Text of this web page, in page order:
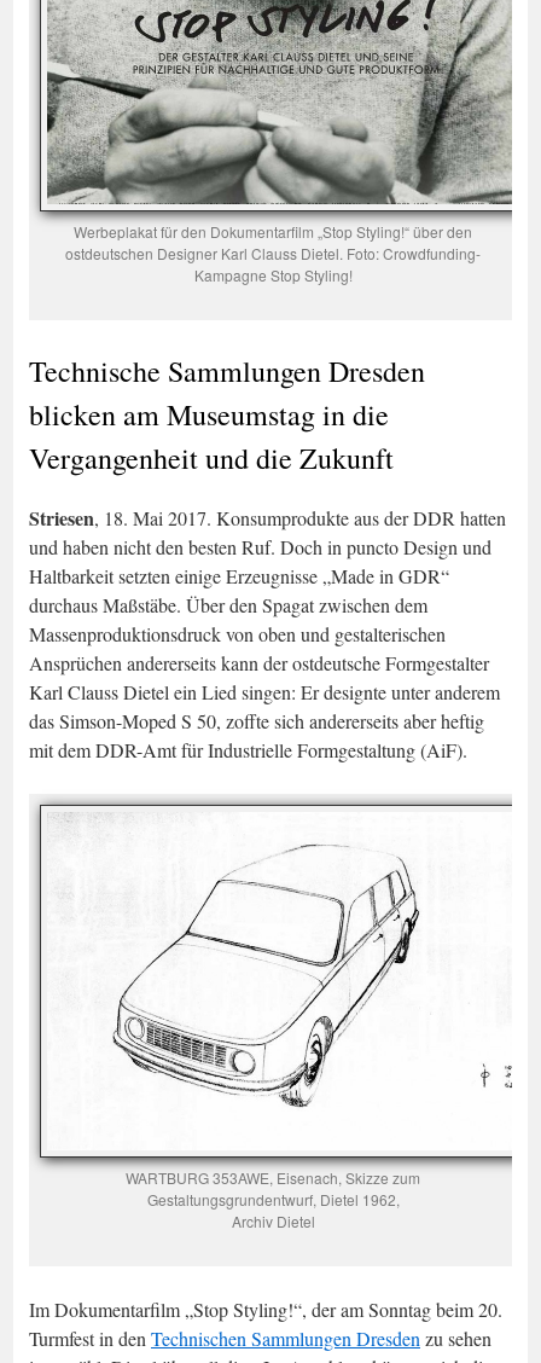
Werbeplakat für den Dokumentarfilm „Stop Styling!“ über den
ostdeutschen Designer Karl Clauss Dietel. Foto: Crowdfunding-
Kampagne Stop Styling!
Technische Sammlungen Dresden
blicken am Museumstag in die
Vergangenheit und die Zukunft
Striesen, 18. Mai 2017. Konsumprodukte aus der DDR hatten
und haben nicht den besten Ruf. Doch in puncto Design und
Haltbarkeit setzten einige Erzeugnisse „Made in GDR“
durchaus Maßstäbe. Über den Spagat zwischen dem
Massenproduktionsdruck von oben und gestalterischen
Ansprüchen andererseits kann der ostdeutsche Formgestalter
Karl Clauss Dietel ein Lied singen: Er designte unter anderem
das Simson-Moped S 50, zoffte sich andererseits aber heftig
mit dem DDR-Amt für Industrielle Formgestaltung (AiF).
WARTBURG 353AWE, Eisenach, Skizze zum
Gestaltungsgrundentwurf, Dietel 1962,
Archiv Dietel
Im Dokumentarfilm „Stop Styling!“, der am Sonntag beim 20.
Turmfest in den Technischen Sammlungen Dresden zu sehen